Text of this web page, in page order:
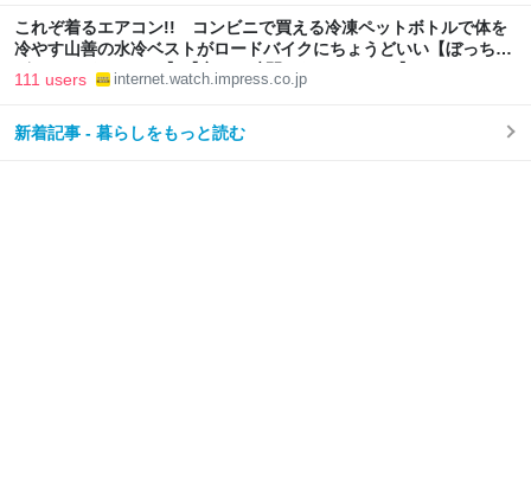
これぞ着るエアコン!! コンビニで買える冷凍ペットボトルで体を
冷やす山善の水冷ベストがロードバイクにちょうどいい【ぼっち・
ざ・ろーど！その14】【空いた時間でなにしてる？】
111 users internet.watch.impress.co.jp
新着記事 - 暮らしをもっと読む